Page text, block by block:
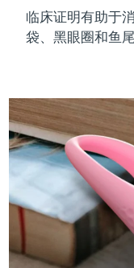
临床证明有助于
袋、黑眼圈和鱼
For
For
面部
补水保湿
Near-
device
Red
LED
波斯尼亚和黑塞
保加利亚
加拿大
智利
中国
哥伦比亚